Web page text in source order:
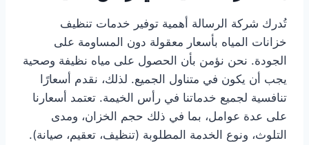
تُدرك شركة الرسالة أهمية توفير خدمات تنظيف
خزانات المياه بأسعار معقولة دون المساومة على
الجودة. نحن نؤمن بأن الحصول على مياه نظيفة وصحية
يجب أن يكون في متناول الجميع. لذلك، نقدم أسعارًا
تنافسية لجميع خدماتنا في رأس الخيمة. تعتمد أسعارنا
على عدة عوامل، بما في ذلك حجم الخزان، ومدى
التلوث، ونوع الخدمة المطلوبة (تنظيف، تعقيم، صيانة).